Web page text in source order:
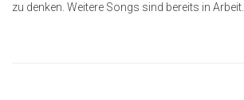
zu denken. Weitere Songs sind bereits in Arbeit.